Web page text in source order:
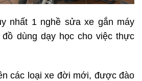
nhất 1 nghề sửa xe gắn máy
dùng dạy học cho việc thực
các loại xe đời mới, được đào